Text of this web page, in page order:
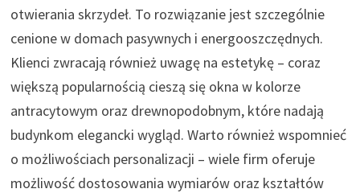
otwierania skrzydeł. To rozwiązanie jest szczególnie
cenione w domach pasywnych i energooszczędnych.
Klienci zwracają również uwagę na estetykę – coraz
większą popularnością cieszą się okna w kolorze
antracytowym oraz drewnopodobnym, które nadają
budynkom elegancki wygląd. Warto również wspomnieć
o możliwościach personalizacji – wiele firm oferuje
możliwość dostosowania wymiarów oraz kształtów